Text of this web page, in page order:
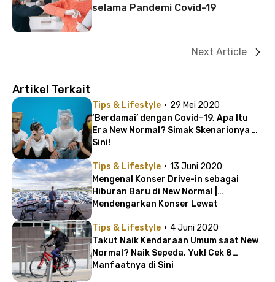
selama Pandemi Covid-19
Next Article
Artikel Terkait
Tips & Lifestyle · 29 Mei 2020
‘Berdamai’ dengan Covid-19, Apa Itu
Era New Normal? Simak Skenarionya di
Sini!
Tips & Lifestyle · 13 Juni 2020
Mengenal Konser Drive-in sebagai
Hiburan Baru di New Normal |
Mendengarkan Konser Lewat
Tips & Lifestyle · 4 Juni 2020
Takut Naik Kendaraan Umum saat New
Normal? Naik Sepeda, Yuk! Cek 8
Manfaatnya di Sini